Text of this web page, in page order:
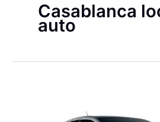
Casablanca
auto